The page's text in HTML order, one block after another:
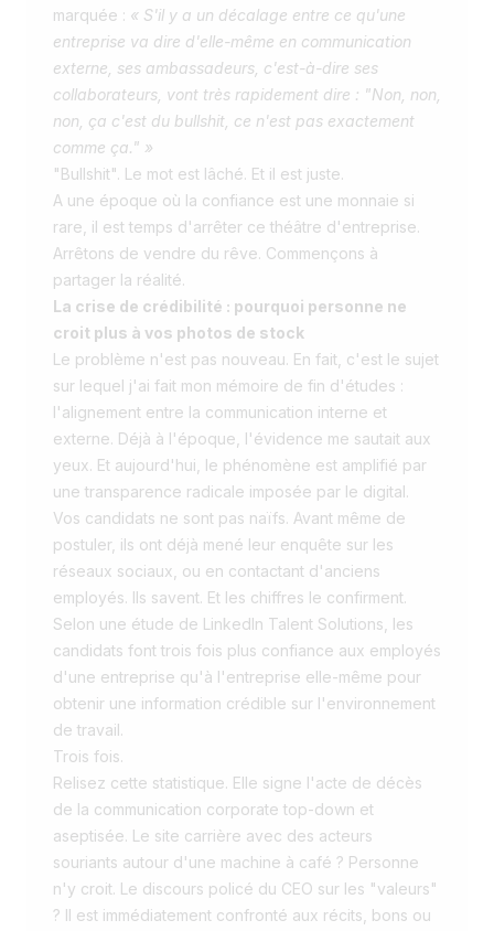
marquée : « S'il y a un décalage entre ce qu'une
entreprise va dire d'elle-même en communication
externe, ses ambassadeurs, c'est-à-dire ses
collaborateurs, vont très rapidement dire : "Non, non,
non, ça c'est du bullshit, ce n'est pas exactement
comme ça." »
"Bullshit". Le mot est lâché. Et il est juste.
A une époque où la confiance est une monnaie si
rare, il est temps d'arrêter ce théâtre d'entreprise.
Arrêtons de vendre du rêve. Commençons à
partager la réalité.
La crise de crédibilité : pourquoi personne ne
croit plus à vos photos de stock
Le problème n'est pas nouveau. En fait, c'est le sujet
sur lequel j'ai fait mon mémoire de fin d'études :
l'alignement entre la communication interne et
externe. Déjà à l'époque, l'évidence me sautait aux
yeux. Et aujourd'hui, le phénomène est amplifié par
une transparence radicale imposée par le digital.
Vos candidats ne sont pas naïfs. Avant même de
postuler, ils ont déjà mené leur enquête sur les
réseaux sociaux, ou en contactant d'anciens
employés. Ils savent. Et les chiffres le confirment.
Selon une étude de LinkedIn Talent Solutions, les
candidats font trois fois plus confiance aux employés
d'une entreprise qu'à l'entreprise elle-même pour
obtenir une information crédible sur l'environnement
de travail.
Trois fois.
Relisez cette statistique. Elle signe l'acte de décès
de la communication corporate top-down et
aseptisée. Le site carrière avec des acteurs
souriants autour d'une machine à café ? Personne
n'y croit. Le discours policé du CEO sur les "valeurs"
? Il est immédiatement confronté aux récits, bons ou